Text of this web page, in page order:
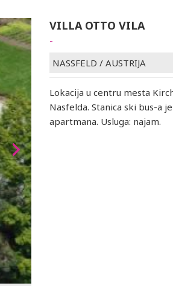
VILLA OTTO VILA
-
NASSFELD / AUSTRIJA
Lokacija u centru mesta
Nasfelda. Stanica ski bus-a
apartmana. Usluga: najam.